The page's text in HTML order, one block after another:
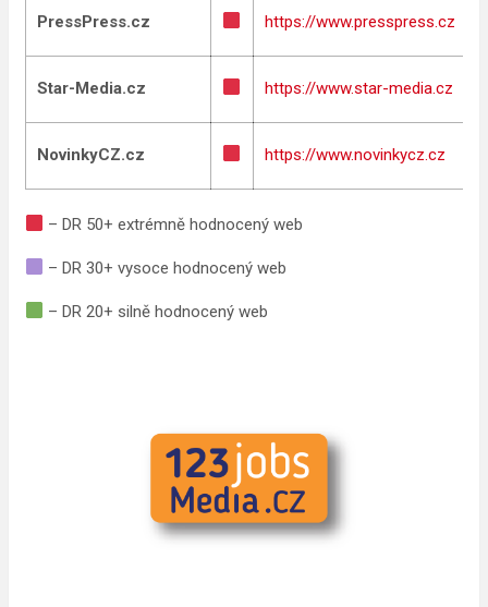
PressPress.cz https://www.presspress.cz
Star-Media.cz https://www.star-media.cz
NovinkyCZ.cz https://www.novinkycz.cz
– DR 50+ extrémně hodnocený web
– DR 30+ vysoce hodnocený web
– DR 20+ silně hodnocený web